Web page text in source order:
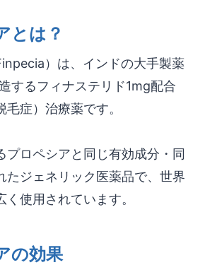
とは？
）は、インドの大手製薬
するフィナステリド1mg配合
症）治療薬です。
プロペシアと同じ有効成分・同
たジェネリック医薬品で、世界
く使用されています。
の効果